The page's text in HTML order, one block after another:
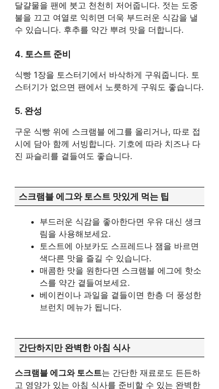
달걀물을 팬에 붓고 천천히 저어줍니다. 젓는 도중
불을 끄고 여열로 익히면 더욱 부드러운 식감을 낼
수 있습니다. 후추를 약간 뿌려 맛을 더합니다.
4. 토스트 준비
식빵 1장을 토스터기에서 바삭하게 구워줍니다. 토
스터기가 없으면 팬에서 노릇하게 구워도 좋습니다.
5. 완성
구운 식빵 위에 스크램블 에그를 올리거나, 따로 접
시에 담아 함께 서빙합니다. 기호에 따라 치즈나 다
진 파슬리를 곁들여도 좋습니다.
스크램블 에그와 토스트 맛있게 먹는 팁
부드러운 식감을 좋아한다면 우유 대신 생크
림을 사용해보세요.
토스트에 아보카도 스프레드나 잼을 바르면
색다른 맛을 즐길 수 있습니다.
매콤한 맛을 원한다면 스크램블 에그에 핫소
스를 약간 곁들여보세요.
베이컨이나 과일을 곁들이면 한층 더 풍성한
브런치 메뉴가 됩니다.
간단하지만 완벽한 아침 식사
스크램블 에그와 토스트는 간단한 재료로도 든든하
고 영양가 있는 아침 식사를 준비할 수 있는 완벽한